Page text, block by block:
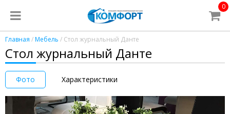
0
Главная /Мебель / Стол журнальный Данте
Стол журнальный Данте
Фото Характеристики